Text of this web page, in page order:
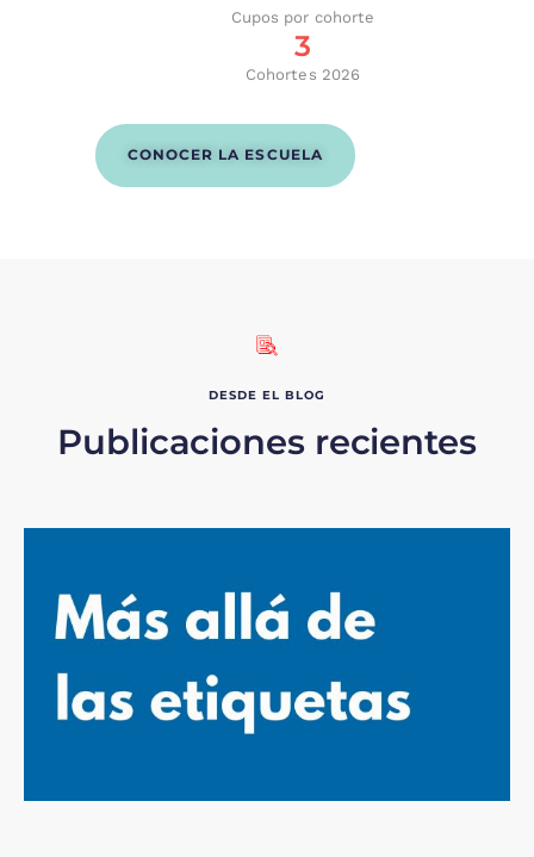
Cupos por cohorte
3
Cohortes 2026
CONOCER LA ESCUELA
DESDE EL BLOG
Publicaciones recientes